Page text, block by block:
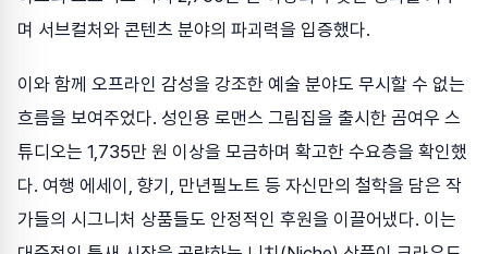
며 서브컬처와 콘텐츠 분야의 파괴력을 입증했다.
이와 함께 오프라인 감성을 강조한 예술 분야도 무시할 수 없는
흐름을 보여주었다. 성인용 로맨스 그림집을 출시한 곰여우 스
튜디오는 1,735만 원 이상을 모금하며 확고한 수요층을 확인했
다. 여행 에세이, 향기, 만년필노트 등 자신만의 철학을 담은 작
가들의 시그니처 상품들도 안정적인 후원을 이끌어냈다. 이는